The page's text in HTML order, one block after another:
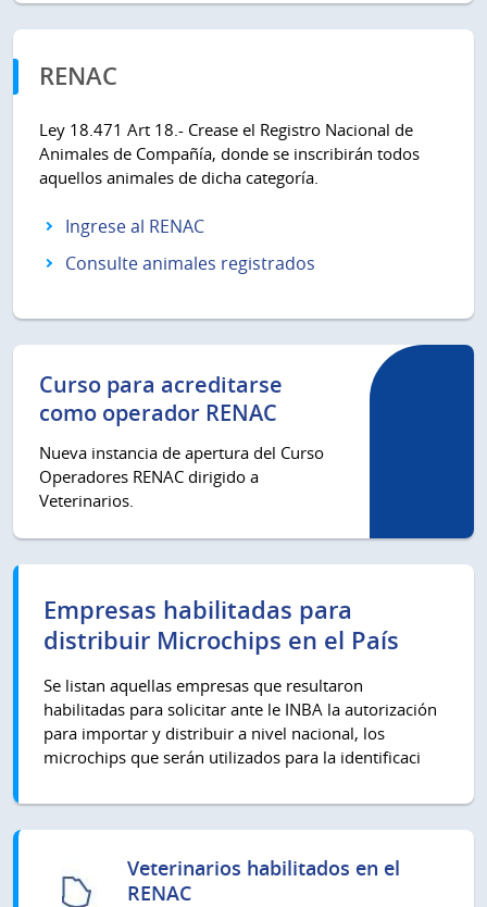
RENAC
Ley 18.471 Art 18.- Crease el Registro Nacional de
Animales de Compañía, donde se inscribirán todos
aquellos animales de dicha categoría.
Ingrese al RENAC
Consulte animales registrados
Curso para acreditarse
como operador RENAC
Nueva instancia de apertura del Curso
Operadores RENAC dirigido a
Veterinarios.
Empresas habilitadas para
distribuir Microchips en el País
Se listan aquellas empresas que resultaron
habilitadas para solicitar ante le INBA la autorización
para importar y distribuir a nivel nacional, los
microchips que serán utilizados para la identificaci
Veterinarios habilitados en el
RENAC